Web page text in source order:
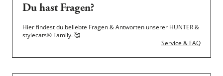
Du hast Fragen?
Hier findest du beliebte Fragen & Antworten unserer HUNTER &
stylecats® Family.🥰
Service & FAQ